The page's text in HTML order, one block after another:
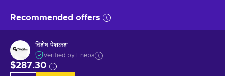
Recommended offers
विशेष पेशकश
Verified by Eneba
$287.30